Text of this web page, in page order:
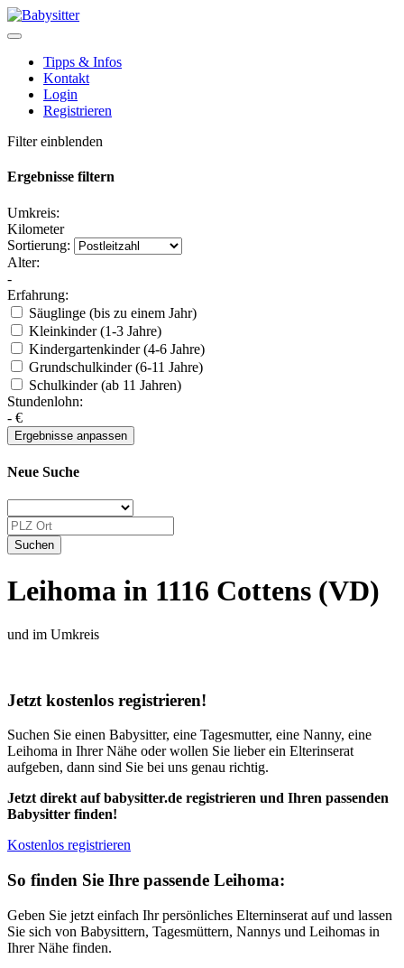
Tipps & Infos
Kontakt
Login
Registrieren
Filter einblenden
Ergebnisse filtern
Umkreis:
Kilometer
Sortierung:
Alter:
-
Erfahrung:
Säuglinge (bis zu einem Jahr)
Kleinkinder (1-3 Jahre)
Kindergartenkinder (4-6 Jahre)
Grundschulkinder (6-11 Jahre)
Schulkinder (ab 11 Jahren)
Stundenlohn:
- €
Neue Suche
Leihoma in 1116 Cottens (VD)
und im Umkreis
Jetzt kostenlos registrieren!
Suchen Sie einen Babysitter, eine Tagesmutter, eine Nanny, eine
Leihoma in Ihrer Nähe oder wollen Sie lieber ein Elterinserat
aufgeben, dann sind Sie bei uns genau richtig.
Jetzt direkt auf babysitter.de registrieren und Ihren passenden
Babysitter finden!
Kostenlos registrieren
So finden Sie Ihre passende Leihoma:
Geben Sie jetzt einfach Ihr persönliches Elterninserat auf und lassen
Sie sich von Babysittern, Tagesmüttern, Nannys und Leihomas in
Ihrer Nähe finden.